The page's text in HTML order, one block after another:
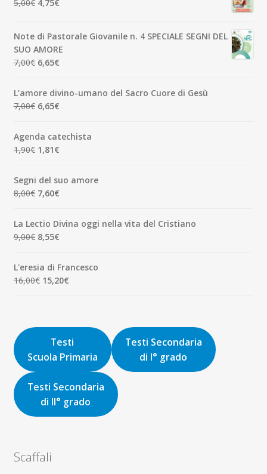
3,50€.3,33€.
5,00€ Il
era:
5,00€.
4,75€Il
è:
4,75€.
Note di Pastorale Giovanile n. 4 SPECIALE SEGNI DEL
SUO AMORE
7,00€ Il
originale
era:
6,65€Il
attuale
è:
L’amore divino-umano del Sacro Cuore di Gesù
7,00€ Il
originale
era:
6,65€Il
attuale
è:
Agenda catechista
1,90€ Il
originale
era:
1,81€Il
è:
Segni del suo amore
8,00€ Il
originale
era:
7,60€Il
attuale
è:
La Lectio Divina oggi nella vita del Cristiano
9,00€ Il
originale
era:
8,55€Il
attuale
è:
L'eresia di Francesco
16,00€ Il
15,20€Il
Testi
Scuola Primaria
Testi Secondaria
di I° grado
Testi Secondaria
di II° grado
Scaffali